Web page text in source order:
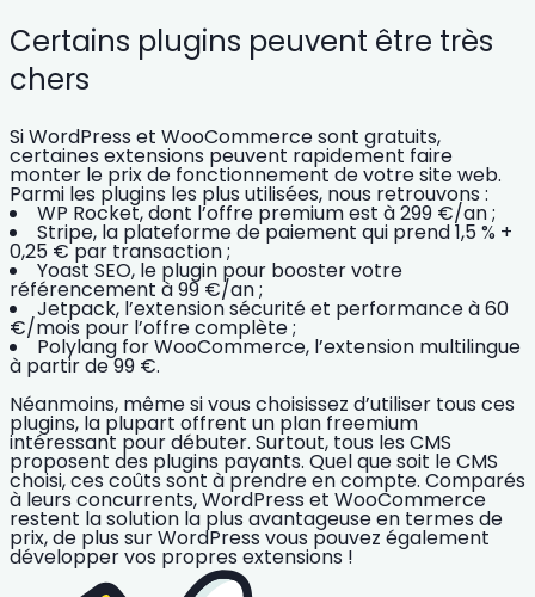
Certains plugins peuvent être très
chers
Si WordPress et WooCommerce sont gratuits,
certaines extensions peuvent rapidement faire
monter le prix de fonctionnement de votre site web.
Parmi les plugins les plus utilisées, nous retrouvons :
WP Rocket, dont l’offre premium est à 299 €/an ;
Stripe, la plateforme de paiement qui prend 1,5 % +
0,25 € par transaction ;
Yoast SEO, le plugin pour booster votre
référencement à 99 €/an ;
Jetpack, l’extension sécurité et performance à 60
€/mois pour l’offre complète ;
Polylang for WooCommerce, l’extension multilingue
à partir de 99 €.
Néanmoins, même si vous choisissez d’utiliser tous ces
plugins, la plupart offrent un plan freemium
intéressant pour débuter. Surtout, tous les CMS
proposent des plugins payants. Quel que soit le CMS
choisi, ces coûts sont à prendre en compte. Comparés
à leurs concurrents, WordPress et WooCommerce
restent la solution la plus avantageuse en termes de
prix, de plus sur WordPress vous pouvez également
développer vos propres extensions !